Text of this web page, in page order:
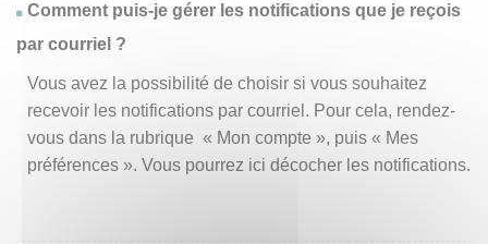
Comment puis-je gérer les notifications que je reçois
par courriel ?
Vous avez la possibilité de choisir si vous souhaitez
recevoir les notifications par courriel. Pour cela, rendez-
vous dans la rubrique « Mon compte », puis « Mes
préférences ». Vous pourrez ici décocher les notifications.